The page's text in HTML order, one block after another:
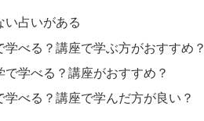
い占いがある
学べる？講座で学ぶ方がおすすめ？
学べる？講座がおすすめ？
べる？講座で学んだ方が良い？